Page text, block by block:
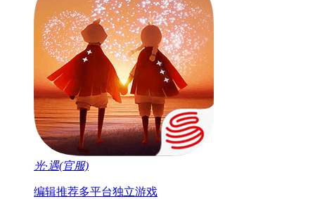
光·遇(官服)
编辑推荐多平台独立游戏